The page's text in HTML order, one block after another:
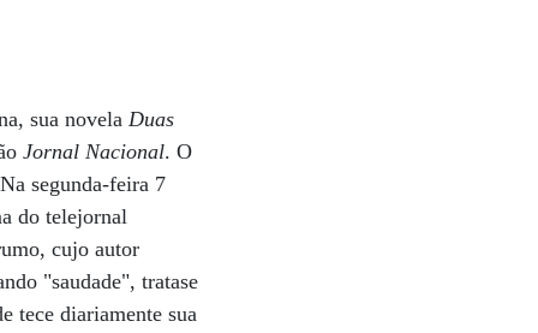
sua novelaDuas
Jornal Nacional. O
segunda-feira 7
do telejornal
cujo autor
"saudade", tratase
tece diariamente sua